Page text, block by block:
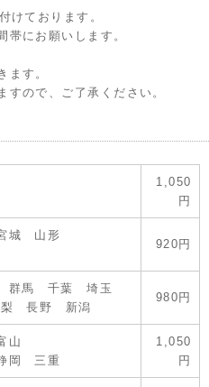
けております。
帯にお願いします。
ます。
すので、ご了承ください。
1,050
円
城 山形
920円
群馬 千葉 埼玉
梨 長野 新潟
980円
山
岡 三重
1,050
円